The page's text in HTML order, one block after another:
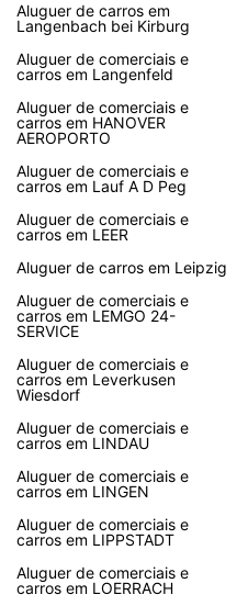
Aluguer de carros em
Langenbach bei Kirburg
Aluguer de comerciais e
carros em Langenfeld
Aluguer de comerciais e
carros em HANOVER
AEROPORTO
Aluguer de comerciais e
carros em Lauf A D Peg
Aluguer de comerciais e
carros em LEER
Aluguer de carros em Leipzig
Aluguer de comerciais e
carros em LEMGO 24-
SERVICE
Aluguer de comerciais e
carros em Leverkusen
Wiesdorf
Aluguer de comerciais e
carros em LINDAU
Aluguer de comerciais e
carros em LINGEN
Aluguer de comerciais e
carros em LIPPSTADT
Aluguer de comerciais e
carros em LOERRACH